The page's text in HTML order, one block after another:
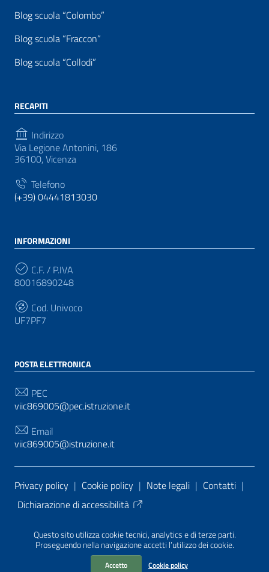
Questo sito utilizza cookie tecnici, analytics e di terze parti.
Proseguendo nella navigazione accetti l’utilizzo dei cookie.
Accetto Cookie policy
Blog scuola “Colombo”
Blog scuola “Fraccon”
Blog scuola “Collodi”
RECAPITI
Indirizzo
Via Legione Antonini, 186
36100, Vicenza
Telefono
(+39) 04441813030
INFORMAZIONI
C.F. / P.IVA
80016890248
Cod. Univoco
UF7PF7
POSTA ELETTRONICA
PEC
viic869005@pec.istruzione.it
Email
viic869005@istruzione.it
Sezione Link Utili
Privacy policy | Cookie policy | Note legali | Contatti |
Dichiarazione di accessibilità
PA di AgID
| Realizzato con WordPress
da